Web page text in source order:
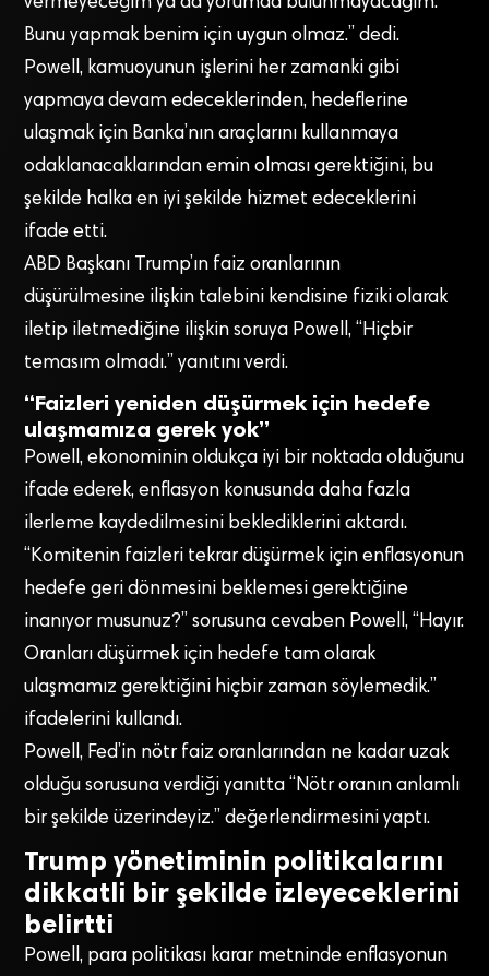
Bunu yapmak benim için uygun olmaz.” dedi.
Powell, kamuoyunun işlerini her zamanki gibi
yapmaya devam edeceklerinden, hedeflerine
ulaşmak için Banka’nın araçlarını kullanmaya
odaklanacaklarından emin olması gerektiğini, bu
şekilde halka en iyi şekilde hizmet edeceklerini
ifade etti.
ABD Başkanı Trump’ın faiz oranlarının
düşürülmesine ilişkin talebini kendisine fiziki olarak
iletip iletmediğine ilişkin soruya Powell, “Hiçbir
temasım olmadı.” yanıtını verdi.
“Faizleri yeniden düşürmek için hedefe
ulaşmamıza gerek yok”
Powell, ekonominin oldukça iyi bir noktada olduğunu
ifade ederek, enflasyon konusunda daha fazla
ilerleme kaydedilmesini beklediklerini aktardı.
“Komitenin faizleri tekrar düşürmek için enflasyonun
hedefe geri dönmesini beklemesi gerektiğine
inanıyor musunuz?” sorusuna cevaben Powell, “Hayır.
Oranları düşürmek için hedefe tam olarak
ulaşmamız gerektiğini hiçbir zaman söylemedik.”
ifadelerini kullandı.
Powell, Fed’in nötr faiz oranlarından ne kadar uzak
olduğu sorusuna verdiği yanıtta “Nötr oranın anlamlı
bir şekilde üzerindeyiz.” değerlendirmesini yaptı.
Trump yönetiminin politikalarını
dikkatli bir şekilde izleyeceklerini
belirtti
Powell, para politikası karar metninde enflasyonun